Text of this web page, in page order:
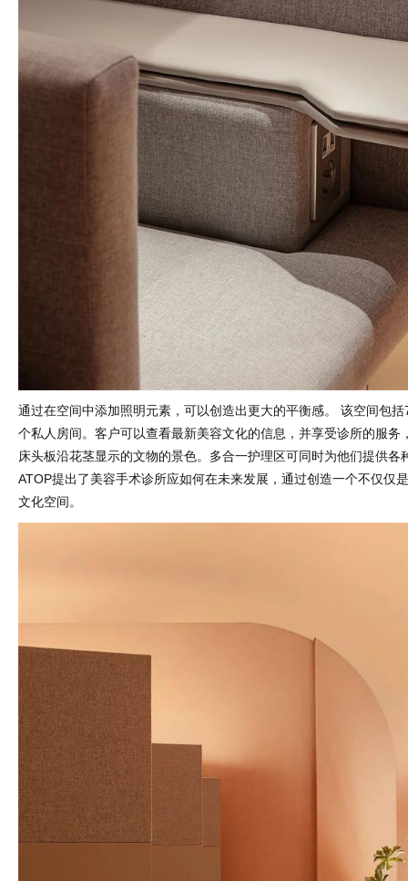
通过在空间中添加照明元素，可以创造出更大的平衡感。 该空间包
个私人房间。客户可以查看最新美容文化的信息，并享受诊所的服务
床头板沿花茎显示的文物的景色。多合一护理区可同时为他们提供各
ATOP提出了美容手术诊所应如何在未来发展，通过创造一个不仅仅
文化空间。